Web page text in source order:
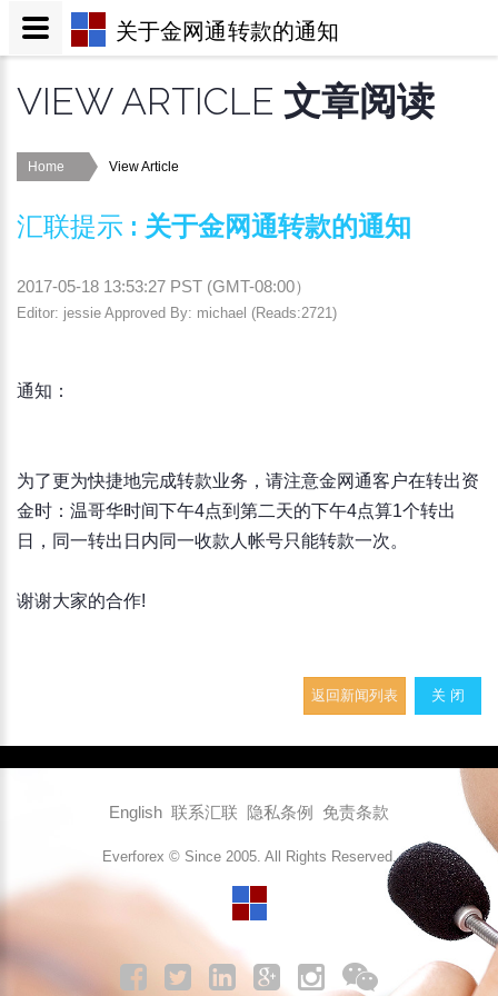
VIEW ARTICLE 文章阅读
Home View Article
汇联提示 : 关于金网通转款的通知
2017-05-18 13:53:27 PST (GMT-08:00）
Editor: jessie Approved By: michael (Reads:2721)
通知：
为了更为快捷地完成转款业务，请注意金网通客户在转出资
金时：温哥华时间下午4点到第二天的下午4点算1个转出
日，同一转出日内同一收款人帐号只能转款一次。
谢谢大家的合作!
返回新闻列表 关 闭
English 联系汇联 隐私条例 免责条款
Everforex © Since 2005. All Rights Reserved.
关于金网通转款的通知